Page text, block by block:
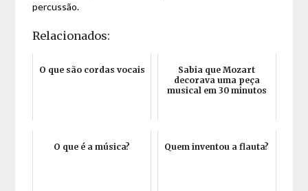
percussão.
Relacionados:
O que são cordas vocais
Sabia que Mozart
decorava uma peça
musical em 30 minutos
O que é a música? Quem inventou a flauta?